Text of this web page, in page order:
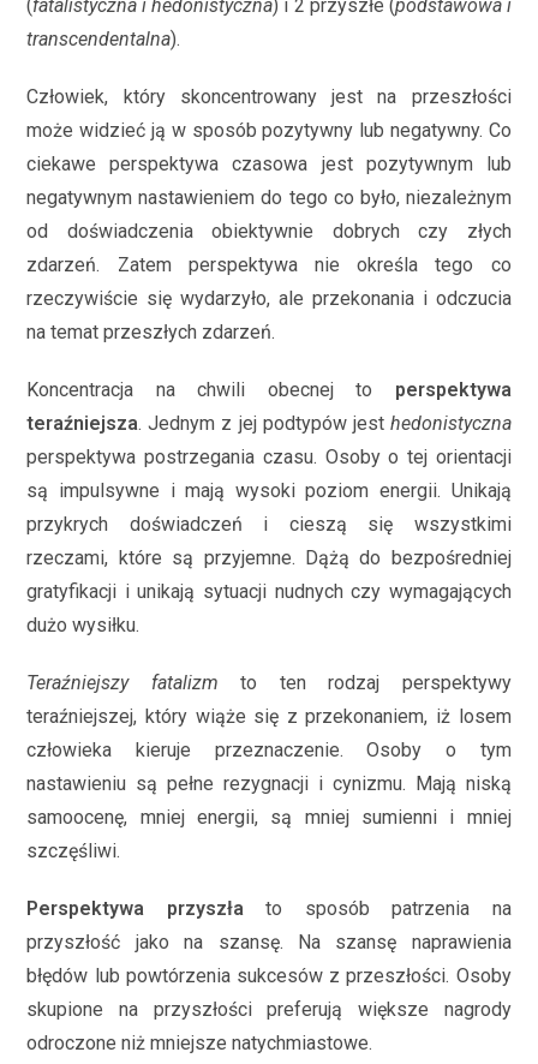
(fatalistyczna i hedonistyczna) i 2 przyszłe (podstawowa i
transcendentalna).
Człowiek, który skoncentrowany jest na przeszłości
może widzieć ją w sposób pozytywny lub negatywny. Co
ciekawe perspektywa czasowa jest pozytywnym lub
negatywnym nastawieniem do tego co było, niezależnym
od doświadczenia obiektywnie dobrych czy złych
zdarzeń. Zatem perspektywa nie określa tego co
rzeczywiście się wydarzyło, ale przekonania i odczucia
na temat przeszłych zdarzeń.
Koncentracja na chwili obecnej to perspektywa
teraźniejsza. Jednym z jej podtypów jest hedonistyczna
perspektywa postrzegania czasu. Osoby o tej orientacji
są impulsywne i mają wysoki poziom energii. Unikają
przykrych doświadczeń i cieszą się wszystkimi
rzeczami, które są przyjemne. Dążą do bezpośredniej
gratyfikacji i unikają sytuacji nudnych czy wymagających
dużo wysiłku.
Teraźniejszy fatalizm to ten rodzaj perspektywy
teraźniejszej, który wiąże się z przekonaniem, iż losem
człowieka kieruje przeznaczenie. Osoby o tym
nastawieniu są pełne rezygnacji i cynizmu. Mają niską
samoocenę, mniej energii, są mniej sumienni i mniej
szczęśliwi.
Perspektywa przyszłato sposób patrzenia na
przyszłość jako na szansę. Na szansę naprawienia
błędów lub powtórzenia sukcesów z przeszłości. Osoby
skupione na przyszłości preferują większe nagrody
odroczone niż mniejsze natychmiastowe.